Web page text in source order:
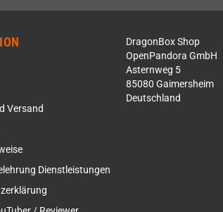
Versand
Dienstleistungen
DragonBox Shop
OpenPandora GmbH
Asternweg 5
85080 Gaimersheim
Deutschland